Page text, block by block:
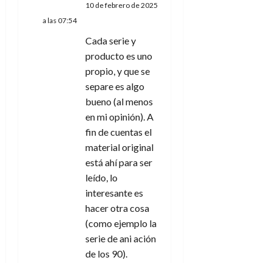
10 de febrero de 2025
a las 07:54
Cada serie y
producto es uno
propio, y que se
separe es algo
bueno (al menos
en mi opinión). A
fin de cuentas el
material original
está ahí para ser
leído, lo
interesante es
hacer otra cosa
(como ejemplo la
serie de ani ación
de los 90).